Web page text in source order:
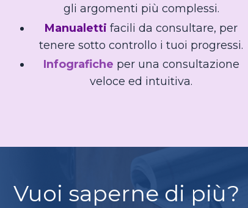
gli argomenti più complessi.
Manualetti facili da consultare, per
tenere sotto controllo i tuoi progressi.
Infografiche per una consultazione
veloce ed intuitiva.
Vuoi saperne di più?